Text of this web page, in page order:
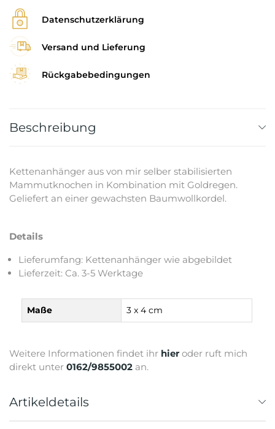
Datenschutzerklärung
Versand und Lieferung
Rückgabebedingungen
Beschreibung
Kettenanhänger aus von mir selber stabilisierten
Mammutknochen in Kombination mit Goldregen.
Geliefert an einer gewachsten Baumwollkordel.
Details
Lieferumfang: Kettenanhänger wie abgebildet
Lieferzeit: Ca. 3-5 Werktage
Maße 3 x 4 cm
Weitere Informationen findet ihr hier oder ruft mich
direkt unter 0162/9855002 an.
Artikeldetails